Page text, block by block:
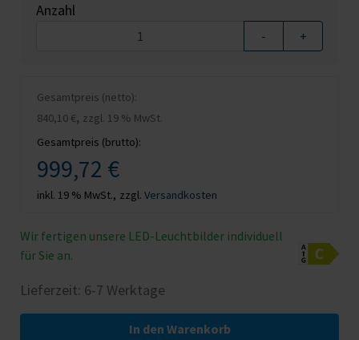
Anzahl
- +
Gesamtpreis (netto):
840,10 €, zzgl. 19 % MwSt.
Gesamtpreis (brutto):
999,72 €
inkl. 19 % MwSt., zzgl. Versandkosten
Wir fertigen unsere LED-Leuchtbilder individuell
für Sie an.
Lieferzeit: 6-7 Werktage
In den Warenkorb